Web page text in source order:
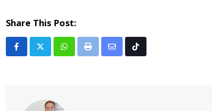
Share This Post:
Whatsapp
Print
Share Tiktok